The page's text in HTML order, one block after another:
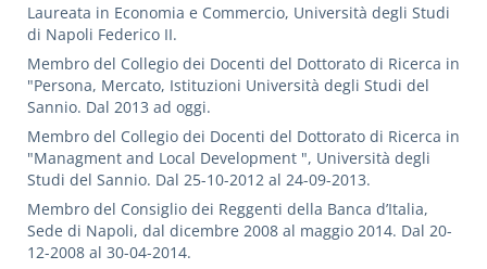
Laureata in Economia e Commercio, Università degli Studi
di Napoli Federico II.
Membro del Collegio dei Docenti del Dottorato di Ricerca in
"Persona, Mercato, Istituzioni Università degli Studi del
Sannio. Dal 2013 ad oggi.
Membro del Collegio dei Docenti del Dottorato di Ricerca in
"Managment and Local Development ", Università degli
Studi del Sannio. Dal 25-10-2012 al 24-09-2013.
Membro del Consiglio dei Reggenti della Banca d’Italia,
Sede di Napoli, dal dicembre 2008 al maggio 2014. Dal 20-
12-2008 al 30-04-2014.